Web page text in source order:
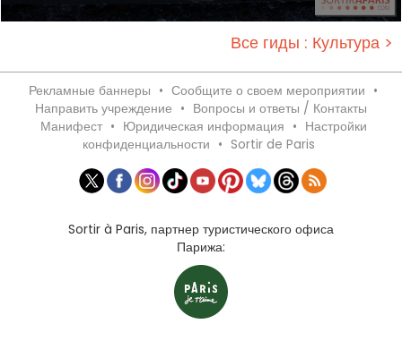
Все гиды : Культура >
Рекламные баннеры • Сообщите о своем мероприятии •
Направить учреждение • Вопросы и ответы / Контакты
Манифест • Юридическая информация • Настройки
конфиденциальности • Sortir de Paris
Sortir à Paris, партнер туристического офиса
Парижа: